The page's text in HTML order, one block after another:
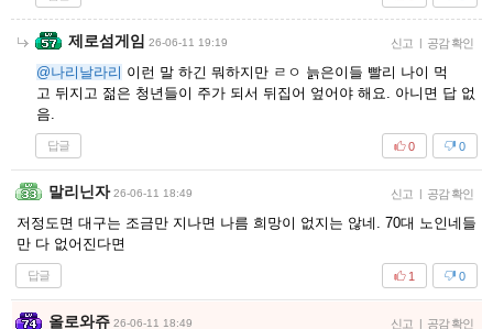
제로섬게임 26-06-11 19:19 신고 공감 확인
@나리날라리 이런 말 하긴 뭐하지만 ㄹㅇ 늙은이들 빨리 나이 먹
고 뒤지고 젊은 청년들이 주가 되서 뒤집어 엎어야 해요. 아니면 답 없
음.
답글 0
0
말리닌자 26-06-11 18:49 신고 공감 확인
저정도면 대구는 조금만 지나면 나름 희망이 없지는 않네. 70대 노인네들
만 다 없어진다면
답글 0
1
올로와쥬 26-06-11 18:49 신고 공감 확인